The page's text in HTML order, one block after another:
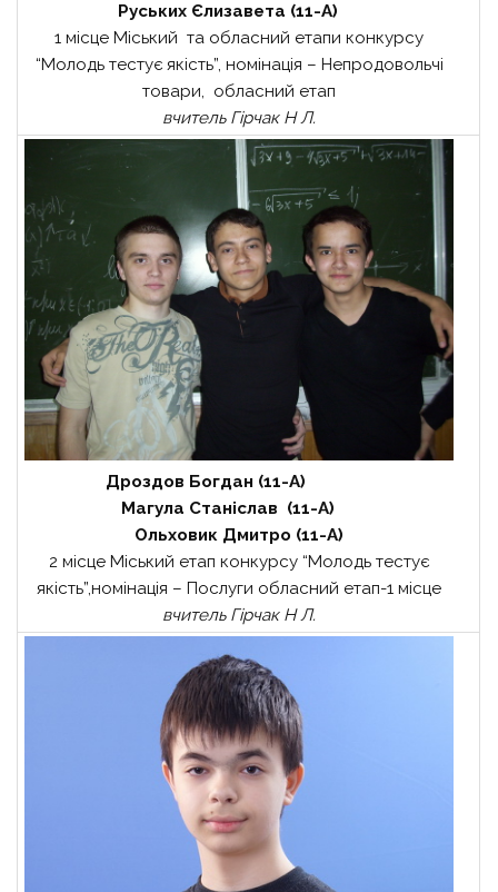
Руських Єлизавета (11-А)
1 місце Міський та обласний етапи конкурсу
“Молодь тестує якість”, номінація – Непродовольчі
товари, обласний етап
вчитель Гірчак Н Л.
Дроздов Богдан (11-А)
Магула Станіслав (11-А)
Ольховик Дмитро (11-А)
2 місце Міський етап конкурсу “Молодь тестує
якість”,номінація – Послуги обласний етап-1 місце
вчитель Гірчак Н Л.